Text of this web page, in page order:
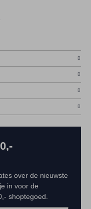
over de nieuwste
in voor de
shoptegoed.